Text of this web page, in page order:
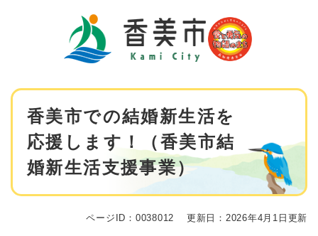
本
香美市での結婚新生活を
応援します！（香美市結
婚新生活支援事業）
ページID：0038012 更新日：2026年4月1日更新